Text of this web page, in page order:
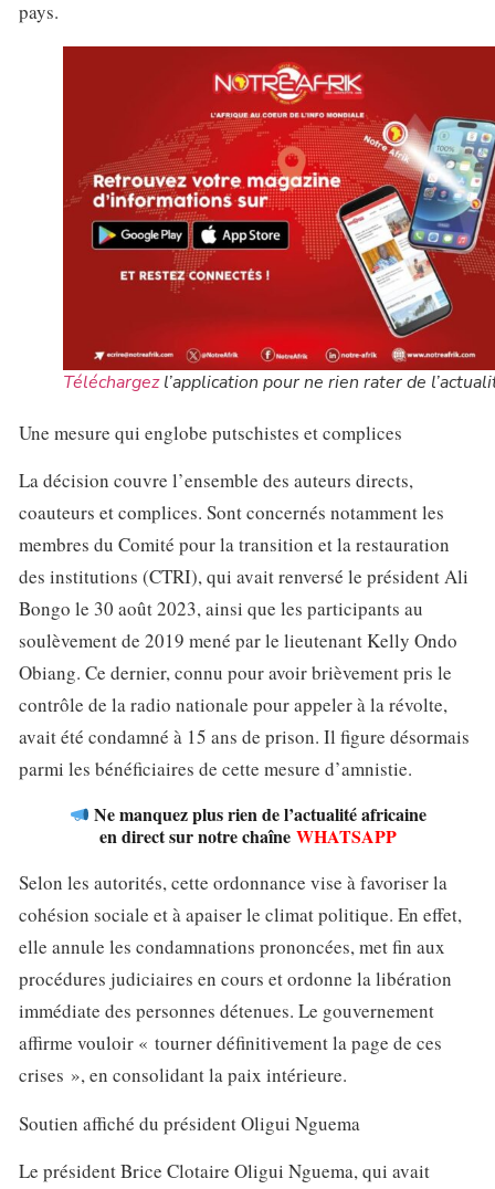
pays.
Téléchargezl’application pour ne rien rater de
Une mesure qui englobe putschistes et complices
La décision couvre l’ensemble des auteurs directs,
coauteurs et complices. Sont concernés notamment les
membres du Comité pour la transition et la restauration
des institutions (CTRI), qui avait renversé le président Ali
Bongo le 30 août 2023, ainsi que les participants au
soulèvement de 2019 mené par le lieutenant Kelly Ondo
Obiang. Ce dernier, connu pour avoir brièvement pris le
contrôle de la radio nationale pour appeler à la révolte,
avait été condamné à 15 ans de prison. Il figure désormais
parmi les bénéficiaires de cette mesure d’amnistie.
Ne manquez plus rien de l’actualité africaine
en direct sur notre chaîne WHATSAPP
Selon les autorités, cette ordonnance vise à favoriser la
cohésion sociale et à apaiser le climat politique. En effet,
elle annule les condamnations prononcées, met fin aux
procédures judiciaires en cours et ordonne la libération
immédiate des personnes détenues. Le gouvernement
affirme vouloir « tourner définitivement la page de ces
crises », en consolidant la paix intérieure.
Soutien affiché du président Oligui Nguema
Le président Brice Clotaire Oligui Nguema, qui avait